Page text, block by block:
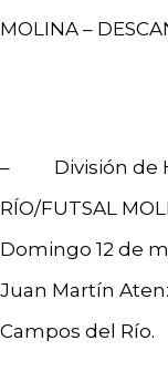
MOLINA –
– División de
RÍO/FUTSAL
Domingo 12 de
Juan Martín
Campos del Río.